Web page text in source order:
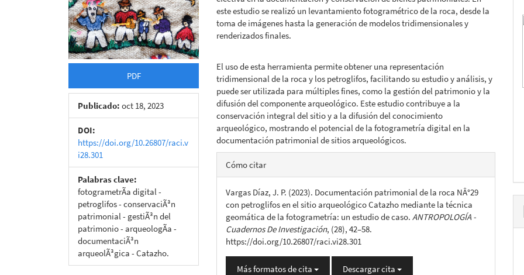
PDF
Publicado: oct 18, 2023
DOI:
https://doi.org/10.26807/raci.v
i28.301
Palabras clave:
fotogrametrÃ­a digital -
petroglifos - conservaciÃ³n
patrimonial - gestiÃ³n del
patrimonio - arqueologÃ­a -
documentaciÃ³n
arqueolÃ³gica - Catazho.
este estudio se realizó un levantamiento fotogramétrico de la roca, desde la
toma de imágenes hasta la generación de modelos tridimensionales y
renderizados finales.
El uso de esta herramienta permite obtener una representación
tridimensional de la roca y los petroglifos, facilitando su estudio y análisis, y
puede ser utilizada para múltiples fines, como la gestión del patrimonio y la
difusión del componente arqueológico. Este estudio contribuye a la
conservación integral del sitio y a la difusión del conocimiento
arqueológico, mostrando el potencial de la fotogrametría digital en la
documentación patrimonial de sitios arqueológicos.
Detalles
del
artículo
Cómo citar
Vargas Díaz, J. P. (2023). Documentación patrimonial de la roca NÂ°29
con petroglifos en el sitio arqueológico Catazho mediante la técnica
geomática de la fotogrametría: un estudio de caso.ANTROPOLOGÍA -
Cuadernos De Investigación, (28), 42–58.
https://doi.org/10.26807/raci.vi28.301
Más formatos de cita Descargar cita